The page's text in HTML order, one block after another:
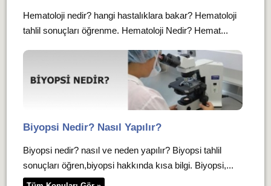
Hematoloji nedir? hangi hastalıklara bakar? Hematoloji
tahlil sonuçları öğrenme. Hematoloji Nedir? Hemat...
Biyopsi Nedir? Nasıl Yapılır?
Biyopsi nedir? nasıl ve neden yapılır? Biyopsi tahlil
sonuçları öğren,biyopsi hakkında kısa bilgi. Biyopsi,...